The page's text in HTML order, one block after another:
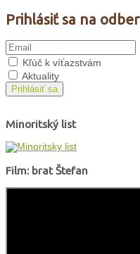
Prihlásiť sa na odber
Kľúč k víťazstvám
Aktuality
Prihlásiť sa
Minoritský list
Film: brat Štefan